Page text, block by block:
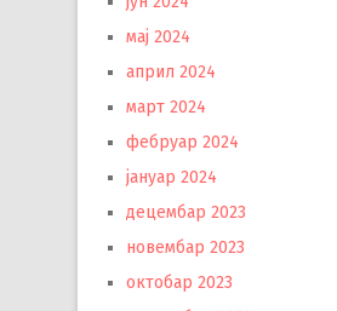
мај 2024
април 2024
март 2024
фебруар 2024
јануар 2024
децембар 2023
новембар 2023
октобар 2023